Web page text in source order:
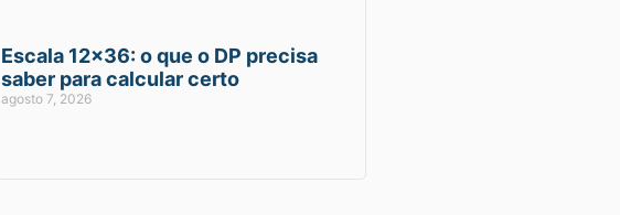
Escala 12×36: o que o DP precisa
saber para calcular certo
agosto 7, 2026